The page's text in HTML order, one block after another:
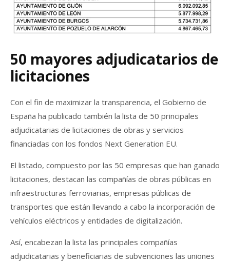
50 mayores adjudicatarios de
licitaciones
Con el fin de maximizar la transparencia, el Gobierno de
España ha publicado también la lista de 50 principales
adjudicatarias de licitaciones de obras y servicios
financiadas con los fondos Next Generation EU.
El listado, compuesto por las 50 empresas que han ganado
licitaciones, destacan las compañías de obras públicas en
infraestructuras ferroviarias, empresas públicas de
transportes que están llevando a cabo la incorporación de
vehículos eléctricos y entidades de digitalización.
Así, encabezan la lista las principales compañías
adjudicatarias y beneficiarias de subvenciones las uniones